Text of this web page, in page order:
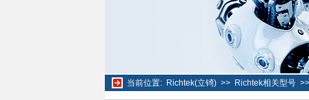
当前位置: Richtek(立锜)>> Richtek相关型号